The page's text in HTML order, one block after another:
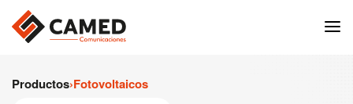
Productos›Fotovoltaicos